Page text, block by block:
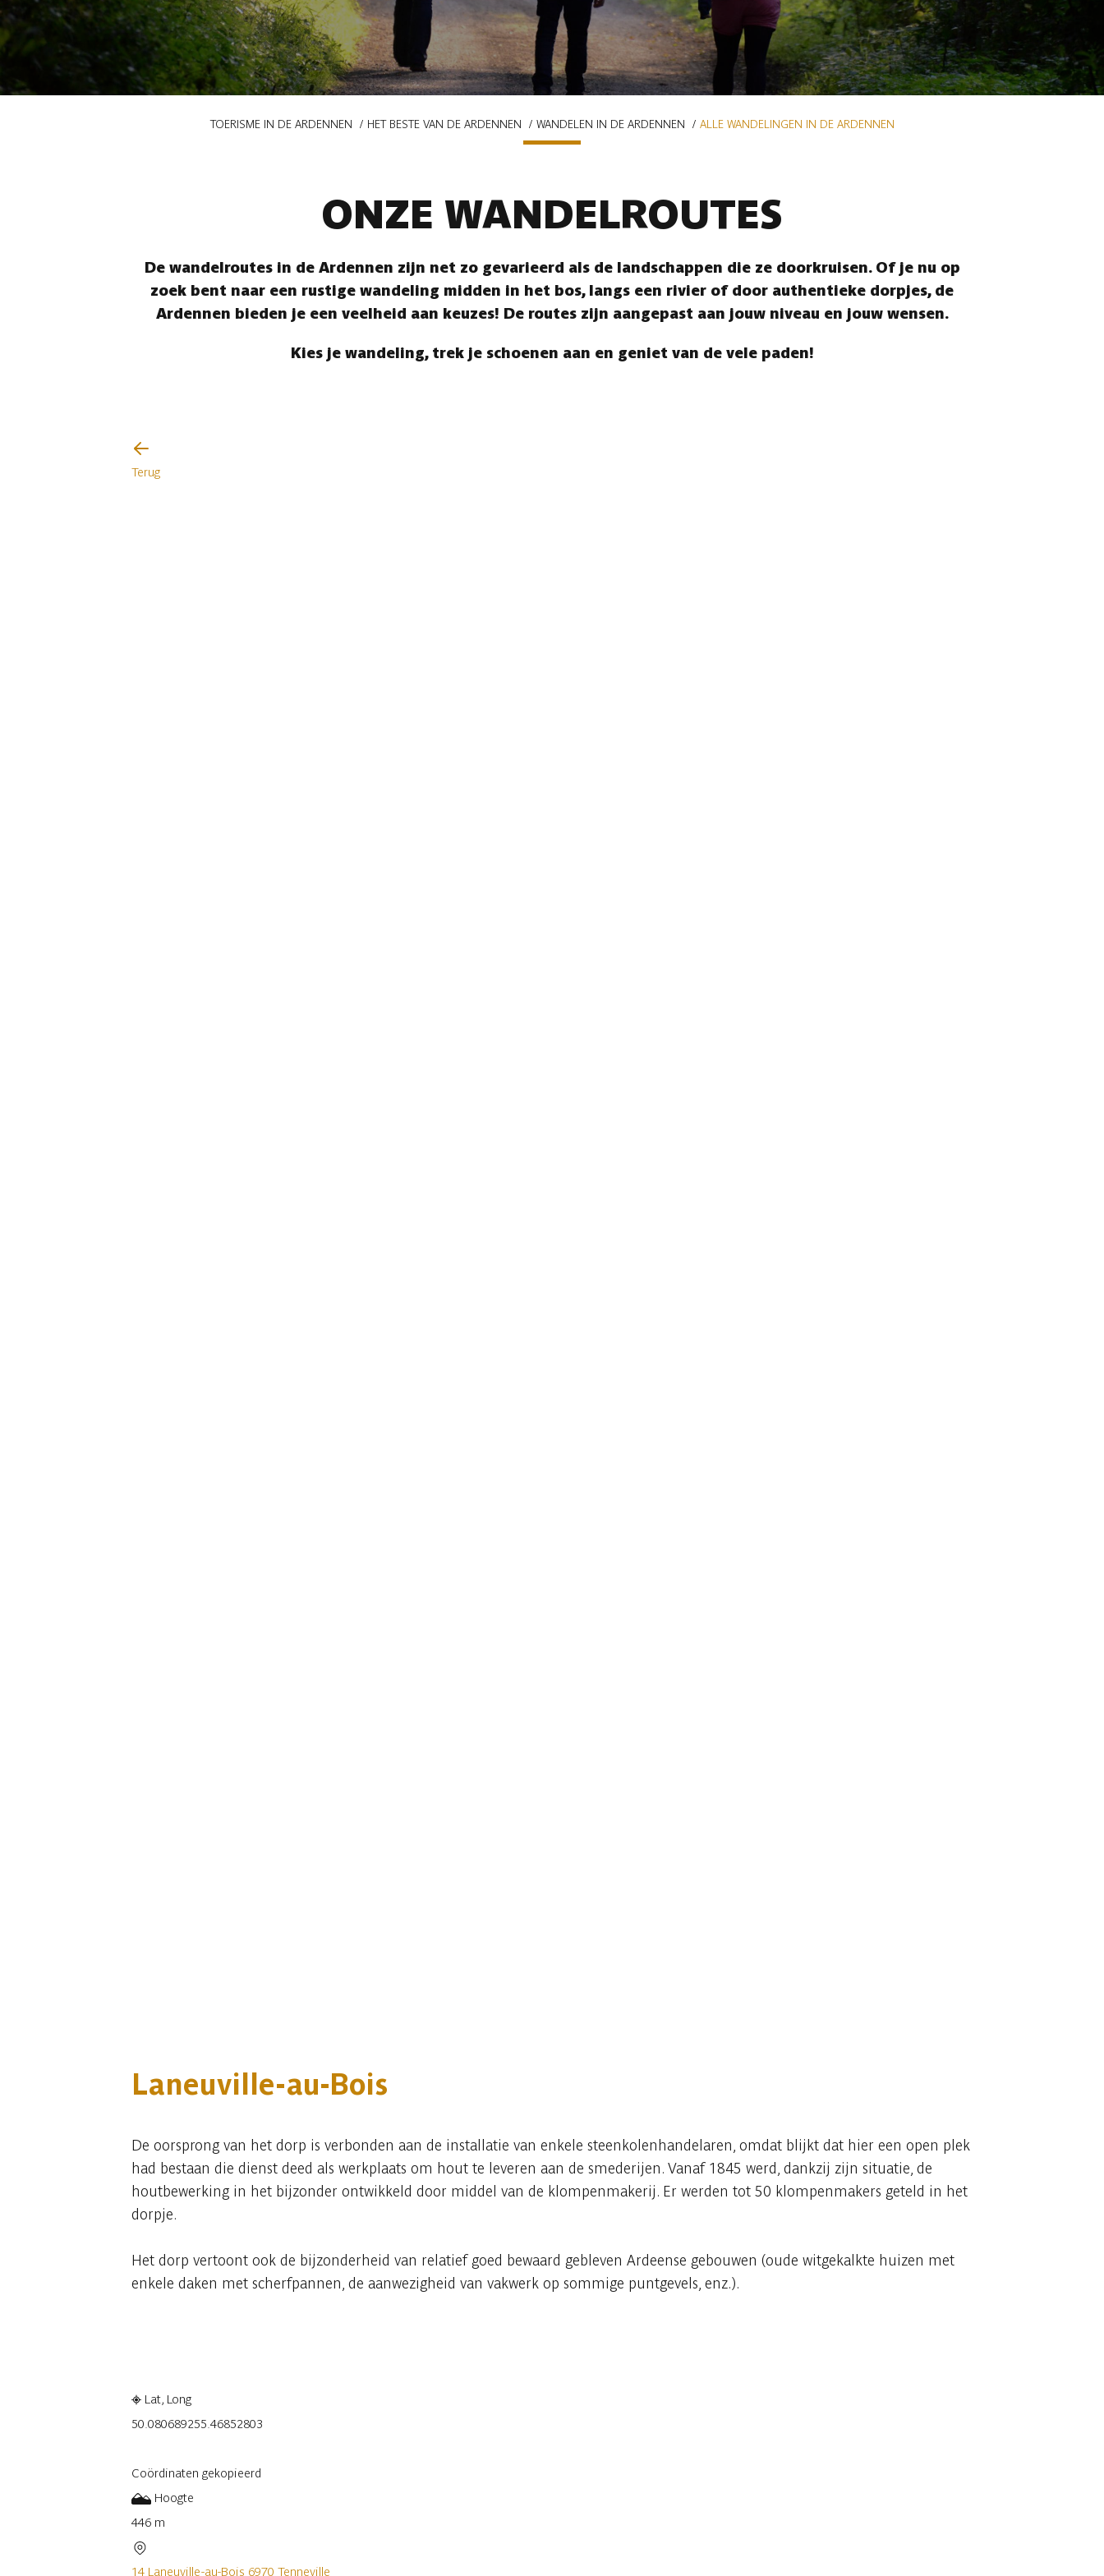
TOERISME IN DE ARDENNEN HET BESTE VAN DE ARDENNEN WANDELEN IN DE ARDENNEN ALLE WANDELINGEN IN DE ARDENNEN
ONZE WANDELROUTES
De wandelroutes in de Ardennen zijn net zo gevarieerd als de landschappen die ze doorkruisen. Of je nu op
zoek bent naar een rustige wandeling midden in het bos, langs een rivier of door authentieke dorpjes, de
Ardennen bieden je een veelheid aan keuzes! De routes zijn aangepast aan jouw niveau en jouw wensen.
Kies je wandeling, trek je schoenen aan en geniet van de vele paden!
Terug
Laneuville-au-Bois
De oorsprong van het dorp is verbonden aan de installatie van enkele steenkolenhandelaren, omdat blijkt dat hier een open plek
had bestaan die dienst deed als werkplaats om hout te leveren aan de smederijen. Vanaf 1845 werd, dankzij zijn situatie, de
houtbewerking in het bijzonder ontwikkeld door middel van de klompenmakerij. Er werden tot 50 klompenmakers geteld in het
dorpje.
Het dorp vertoont ook de bijzonderheid van relatief goed bewaard gebleven Ardeense gebouwen (oude witgekalkte huizen met
enkele daken met scherfpannen, de aanwezigheid van vakwerk op sommige puntgevels, enz.).
Lat, Long
50.080689255.46852803
Coördinaten gekopieerd
Hoogte
446 m
14 Laneuville-au-Bois 6970 Tenneville